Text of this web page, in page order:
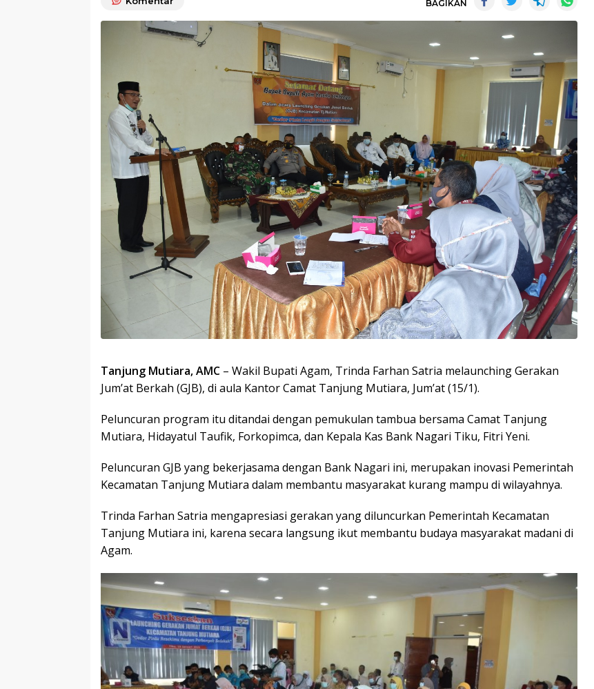
BAGIKAN
Tanjung Mutiara, AMC – Wakil Bupati Agam, Trinda Farhan Satria melaunching Gerakan
Jum’at Berkah (GJB), di aula Kantor Camat Tanjung Mutiara, Jum’at (15/1).
Peluncuran program itu ditandai dengan pemukulan tambua bersama Camat Tanjung
Mutiara, Hidayatul Taufik, Forkopimca, dan Kepala Kas Bank Nagari Tiku, Fitri Yeni.
Peluncuran GJB yang bekerjasama dengan Bank Nagari ini, merupakan inovasi Pemerintah
Kecamatan Tanjung Mutiara dalam membantu masyarakat kurang mampu di wilayahnya.
Trinda Farhan Satria mengapresiasi gerakan yang diluncurkan Pemerintah Kecamatan
Tanjung Mutiara ini, karena secara langsung ikut membantu budaya masyarakat madani di
Agam.